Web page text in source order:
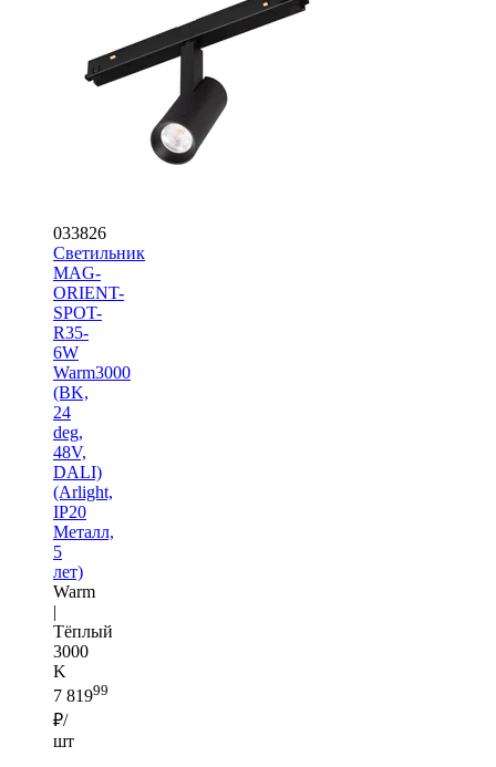
033826
Светильник
MAG-
ORIENT-
SPOT-
R35-
6W
Warm3000
(BK,
24
deg,
48V,
DALI)
(Arlight,
IP20
Металл,
5
лет)
Warm
|
Тёплый
3000
K
7 81999
₽/
шт